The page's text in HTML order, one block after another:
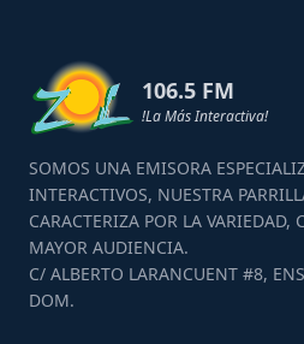
106.5 FM
!La Más Interactiva!
SOMOS UNA EMISORA
INTERACTIVOS, NUESTRA
CARACTERIZA POR LA VARIEDAD,
MAYOR AUDIENCIA.
C/ ALBERTO LARANCUENT #8,
DOM.